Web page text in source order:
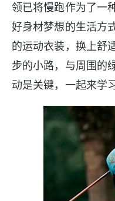
领已将慢跑作为了一
好身材梦想的生活方
的运动衣装，换上舒
步的小路，与周围的
动是关键，一起来学